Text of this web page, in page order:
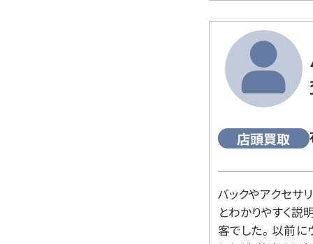
店頭買取
バックやアクセサ
とわかりやすく説
客でした。 以前